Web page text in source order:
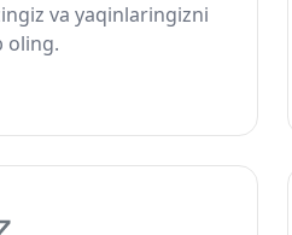
va yaqinlaringizni
oling.